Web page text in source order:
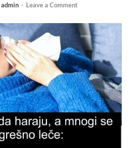
admin - Leave a Comment